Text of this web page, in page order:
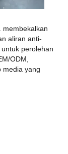
membekalkan
aliran anti-
perolehan
ODM,
media yang